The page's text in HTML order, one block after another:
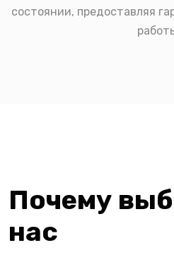
состоянии, предоставляя
Почему
нас